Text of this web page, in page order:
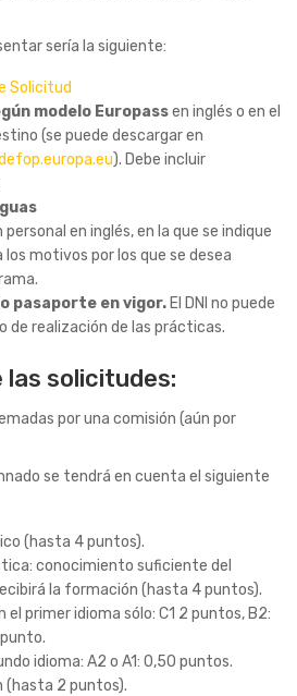
sería la siguiente:
Solicitud
modelo Europassen inglés o en el
(se puede descargar en
). Debe incluir
en inglés, en la que se indique
motivos por los que se desea
pasaporte en vigor. El DNI no puede
de realización de las prácticas.
las solicitudes:
por una comisión (aún por
se tendrá en cuenta el siguiente
(hasta 4 puntos).
conocimiento suficiente del
la formación (hasta 4 puntos).
el primer idioma sólo: C1 2 puntos, B2:
idioma: A2 o A1: 0,50 puntos.
(hasta 2 puntos).